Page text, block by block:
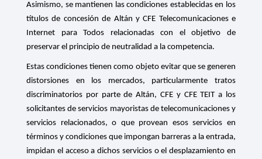
Asimismo, se mantienen las condiciones establecidas en los
títulos de concesión de Altán yCFE Telecomunicaciones e
Internet para Todos relacionadas con el objetivo de
preservar el principio de neutralidad a la competencia.
Estas condiciones tienen como objeto evitar que se generen
distorsiones en los mercados, particularmente tratos
discriminatorios por parte de Altán, CFE y CFE TEIT a los
solicitantes de servicios mayoristas de telecomunicaciones y
servicios relacionados, o que provean esos servicios en
términos y condiciones que impongan barreras a la entrada,
impidan el acceso a dichos servicios o el desplazamiento en